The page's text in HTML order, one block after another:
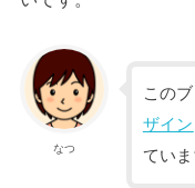
なつ
この
ザイン
ていま